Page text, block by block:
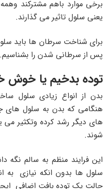
برخی موارد باهم مشترکند
یعنی سلول تاثیر می گذارند.
برای شناخت سرطان ها باید
پس از سرطانی شدن را بشناسیم.
توده بدخیم یا خوش
بدن از انواع زیادی سلول
هنگامی که بدن به سلول های
های دیگر رشد کرده وتکثیر می
شوند.
این فرایند منظم به سالم
سلول ها بدون انکه نیازی به
حالت یک توده بافت اضافی